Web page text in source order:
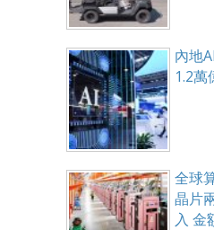
內地
1.2萬
全球
晶片
入 金